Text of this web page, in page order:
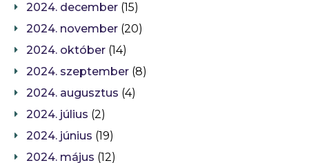
2024. december (15)
2024. november (20)
2024. október (14)
2024. szeptember (8)
2024. augusztus (4)
2024. július (2)
2024. június (19)
2024. május (12)